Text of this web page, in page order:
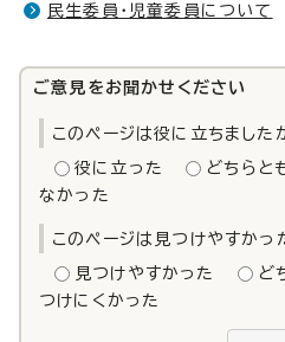
民生委員・児童委員について
ご意見をお聞かせください
このページは役に立ちました
役に立った どちらと
なかった
このページは見つけやすかっ
見つけやすかった ど
つけにくかった